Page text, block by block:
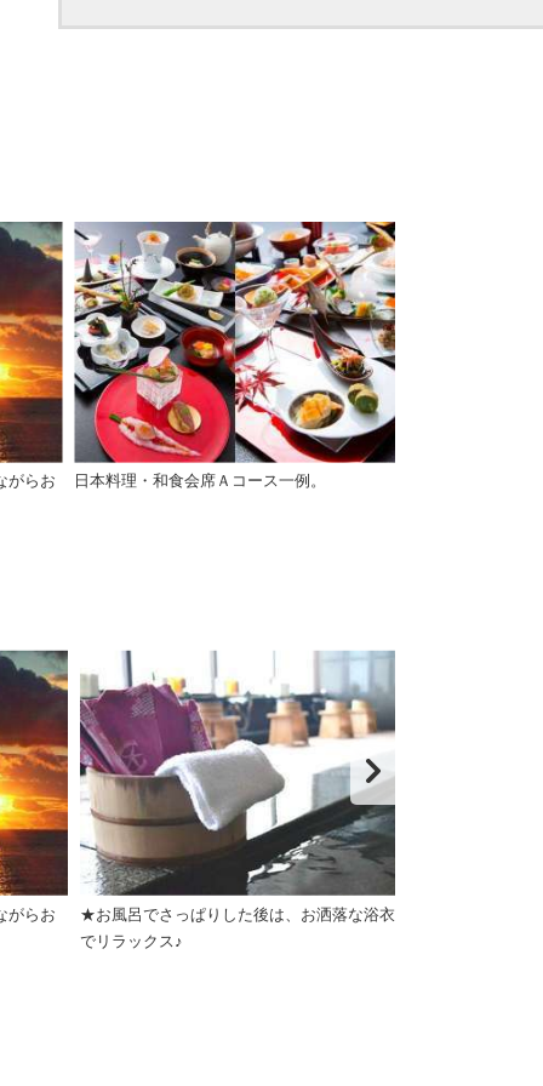
がらお 日本料理・和食会席Ａコース一例。
がらお
★お風呂でさっぱりした後は、お洒落な浴衣
でリラックス♪